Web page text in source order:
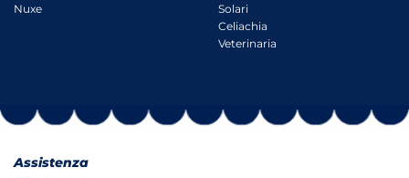
Nuxe
Solari
Celiachia
Veterinaria
Assistenza